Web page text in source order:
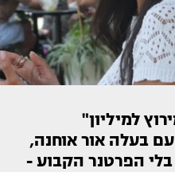
למיליון"
בעלה אור אוחנה,
הפרטנר הקבוע -